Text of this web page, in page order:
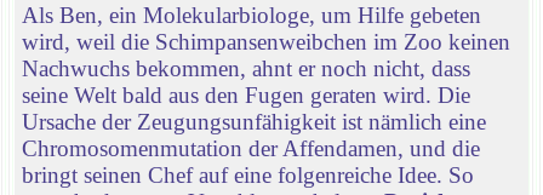
Als Ben, ein Molekularbiologe, um Hilfe gebeten
wird, weil die Schimpansenweibchen im Zoo keinen
Nachwuchs bekommen, ahnt er noch nicht, dass
seine Welt bald aus den Fugen geraten wird. Die
Ursache der Zeugungsunfähigkeit ist nämlich eine
Chromosomenmutation der Affendamen, und die
bringt seinen Chef auf eine folgenreiche Idee. So